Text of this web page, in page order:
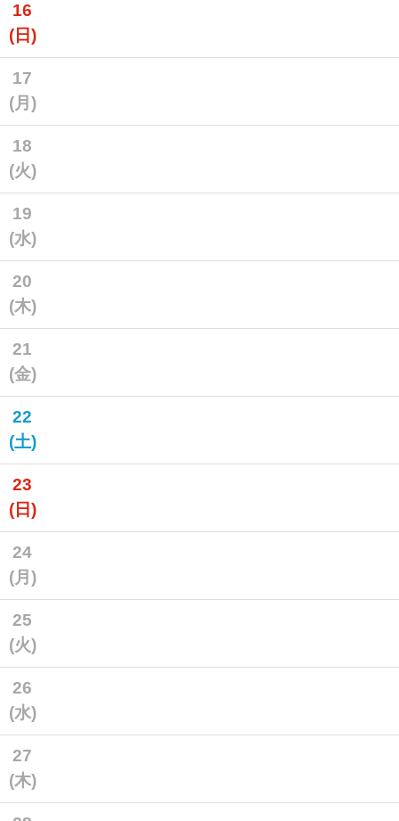
16
(日)
17
(月)
18
(火)
19
(水)
20
(木)
21
(金)
22
(土)
23
(日)
24
(月)
25
(火)
26
(水)
27
(木)